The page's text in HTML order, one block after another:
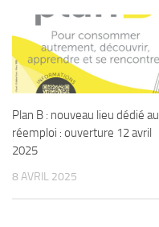
Plan B : nouveau lieu dédié au
réemploi : ouverture 12 avril
2025
8 AVRIL 2025